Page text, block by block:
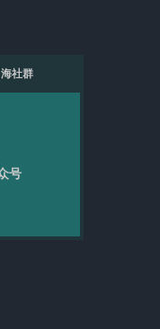
社群
号